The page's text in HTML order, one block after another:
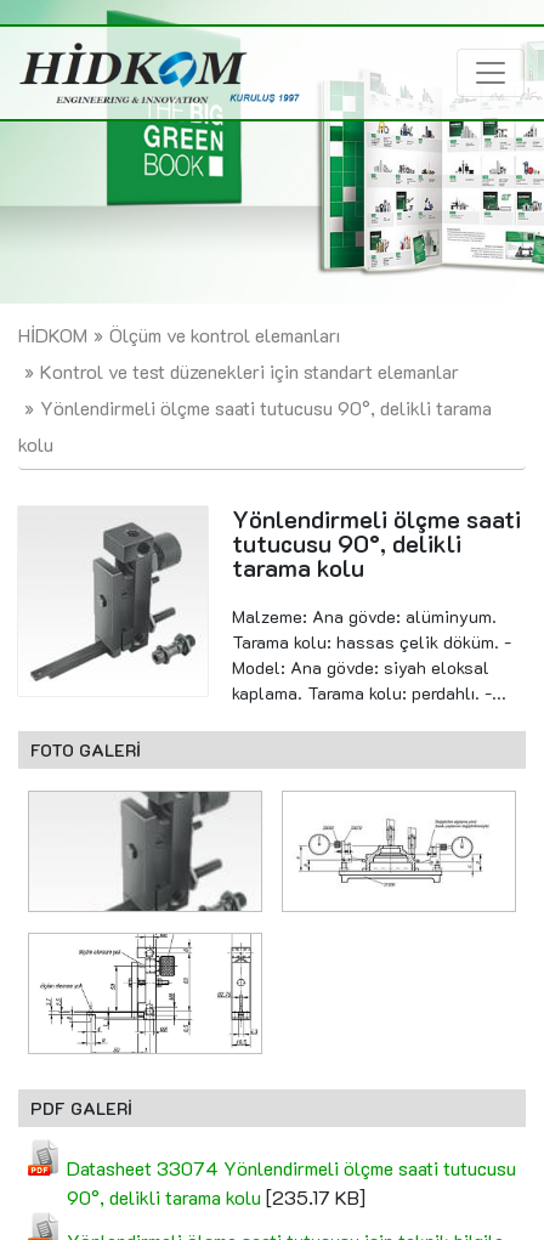
HİDKOM
Ölçüm ve kontrol elemanları
Kontrol ve test düzenekleri için standart elemanlar
Yönlendirmeli ölçme saati tutucusu 90°, delikli tarama
kolu
Yönlendirmeli ölçme saati
tutucusu 90°, delikli
tarama kolu
Malzeme: Ana gövde: alüminyum.
Tarama kolu: hassas çelik döküm. -
Model: Ana gövde: siyah eloksal
kaplama. Tarama kolu: perdahlı. -...
FOTO GALERİ
PDF GALERİ
Datasheet 33074 Yönlendirmeli ölçme saati tutucusu
90°, delikli tarama kolu [235.17 KB]